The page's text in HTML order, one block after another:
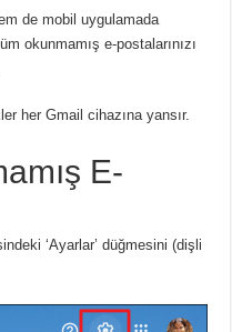
de mobil uygulamada
okunmamış e-postalarınızı
her Gmail cihazına yansır.
E-
‘Ayarlar’ düğmesini (dişli